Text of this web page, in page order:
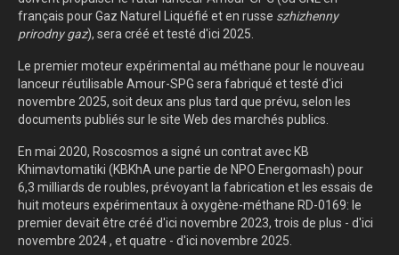
français pour Gaz Naturel Liquéfié et en russe szhizhenny
prirodny gaz), sera créé et testé d'ici 2025.
Le premier moteur expérimental au méthane pour le nouveau
lanceur réutilisable Amour-SPG sera fabriqué et testé d'ici
novembre 2025, soit deux ans plus tard que prévu, selon les
documents publiés sur le site Web des marchés publics.
En mai 2020, Roscosmos a signé un contrat avec KB
Khimavtomatiki (KBKhA une partie de NPO Energomash) pour
6,3 milliards de roubles, prévoyant la fabrication et les essais de
huit moteurs expérimentaux à oxygène-méthane RD-0169: le
premier devait être créé d'ici novembre 2023, trois de plus - d'ici
novembre 2024 , et quatre - d'ici novembre 2025.